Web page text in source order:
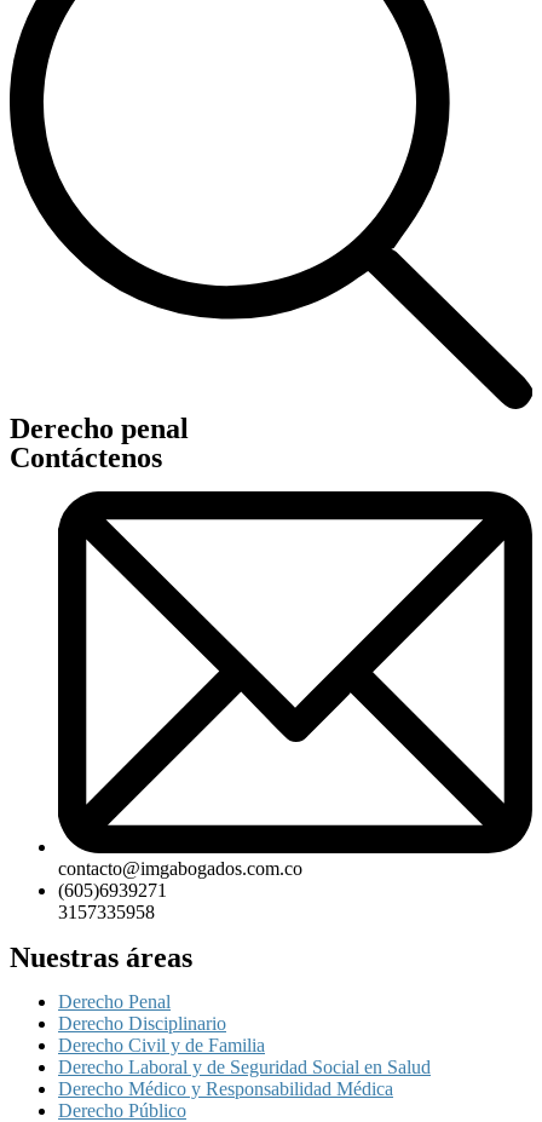
Derecho penal
Contáctenos
contacto@imgabogados.com.co
(605)6939271
3157335958
Nuestras áreas
Derecho Penal
Derecho Disciplinario
Derecho Civil y de Familia
Derecho Laboral y de Seguridad Social en Salud
Derecho Médico y Responsabilidad Médica
Derecho Público